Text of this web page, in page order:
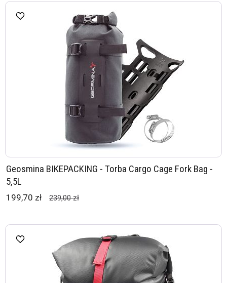
Geosmina BIKEPACKING - Torba Cargo Cage Fork Bag -
5,5L
199,70 zł 239,00 zł